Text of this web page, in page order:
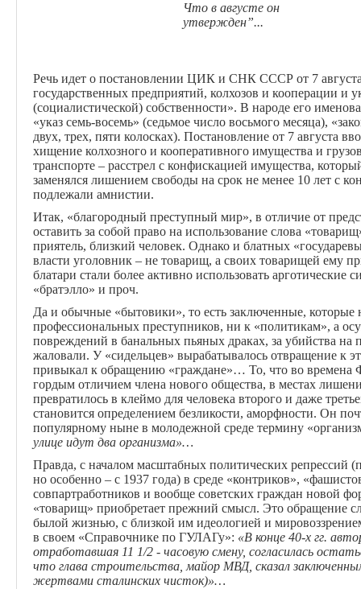
Что в августе он
утвержден”...
Речь идет о постановлении ЦИК и СНК СССР от 7
государственных предприятий, колхозов и кооперации и
(социалистической) собственности». В народе его
«указ семь-восемь» (седьмое число восьмого месяца),
двух, трех, пяти колосках). Постановление от 7 августа
хищение колхозного и кооперативного имущества и
транспорте – расстрел с конфискацией имущества,
заменялся лишением свободы на срок не менее 10 лет с
подлежали амнистии.
Итак, «благородный преступный мир», в отличие от
оставить за собой право на использование слова
приятель, близкий человек. Однако и блатных
власти уголовник – не товарищ, а своих товарищей ему
блатари стали более активно использовать
«братэлло» и проч.
Да и обычные «бытовики», то есть заключенные, которые
профессиональных преступников, ни к «политикам», а
повреждений в банальных пьяных драках, за убийства на
жаловали. У «сидельцев» вырабатывалось отвращение к
привыкал к обращению «граждане»… То, что во времена
гордым отличием члена нового общества, в местах
превратилось в клеймо для человека второго и даже
становится определением безликости, аморфности. Он
популярному ныне в молодежной среде термину
улице идут два организма»…
Правда, с началом масштабных политических репрессий
но особенно – с 1937 года) в среде «контриков»,
совпартработников и вообще советских граждан новой
«товарищ» приобретает прежний смысл. Это обращение
былой жизнью, с близкой им идеологией и
в своем «Справочнике по ГУЛАГу»: «В конце 40-х гг.
отработавшая 11 1/2 - часовую смену, согласилась
что глава строительства, майор МВД, сказал
жертвами сталинских чисток)»…